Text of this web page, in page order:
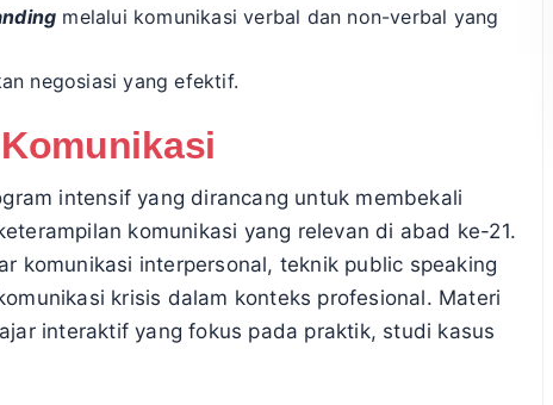
melalui komunikasi verbal dan non-verbal yang
negosiasi yang efektif.
intensif yang dirancang untuk membekali
komunikasi yang relevan di abad ke-21.
komunikasi interpersonal, teknik public speaking
krisis dalam konteks profesional. Materi
interaktif yang fokus pada praktik, studi kasus